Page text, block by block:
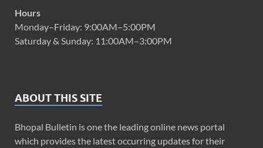
Hours
Monday–Friday: 9:00AM–5:00PM
Saturday & Sunday: 11:00AM–3:00PM
ABOUT THIS SITE
Bhopal Bulletin is one the leading online news portal
which provides the latest occurring updates for their